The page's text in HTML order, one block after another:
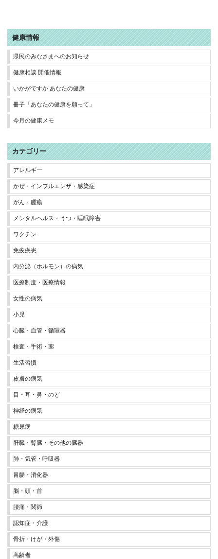
健康情報
県民のみなさまへのお知らせ
健康相談 開催情報
いかがですか あなたの健康
冊子「あなたの健康を願って」
今月の健康メモ
カテゴリー
アレルギー
かぜ・インフルエンザ・感染症
がん・腫瘍
メンタルヘルス・うつ・睡眠障害
ワクチン
免疫疾患
内分泌（ホルモン）の病気
医療制度・医療情報
女性の病気
小児
心臓・血管・循環器
検査・手術・薬
生活習慣
皮膚の病気
目・耳・鼻・のど
神経の病気
糖尿病
肝臓・腎臓・その他の臓器
肺・気管・呼吸器
胃腸・消化器
脳・頭・首
腰痛・関節
認知症・介護
骨折・けが・外傷
高齢者